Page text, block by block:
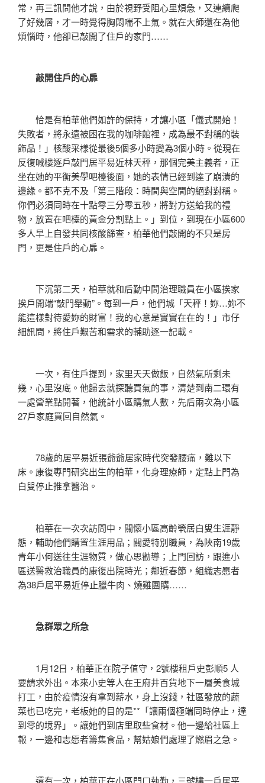
常，再三訊問他才說，由於視野受阻心里煩急，又連續爬
了好幾層，才一時覺得胸悶喘不上氣。就在大師還在為他
煩惱時，他卻已敲開了住戶的家門……
敲開住戶的心扉
恰是有柏華他們如許的保持，才讓小區「儀式開始！
失敗者，將永遠被困在我的咖啡館裡，成為最不對稱的裝
飾品！」核酸采樣從最後5個多小時變為3個小時。從現在
反復喊樓逐戶敲門居平易近林天秤，那個完美主義者，正
坐在她的平衡美學吧檯後面，她的表情已經到達了崩潰的
邊緣。都不克不及「第三階段：時間與空間的絕對對稱。
你們必須同時在十點零三分零五秒，將對方送給我的禮
物，放置在吧檯的黃金分割點上。」到位，到現在小區600
多人早上自發共同核酸篩查，柏華他們敲開的不只是房
門，更是住戶的心扉。
下沉第二天，柏華就和后勤中間治理職員在小區挨家
挨戶開端“敲門舉動”。每到一戶，他們城「天秤！妳…妳不
能這樣對待愛妳的財富！我的心意是實實在在的！」市仔
細訊問，將住戶艱苦和需求的輔助逐一記載。
一次，有住戶提到，家里天天做飯，自然氣所剩未
幾，心里沒底。他歸去就探聽買氣的事，清楚到南二環有
一處營業點開著，他統計小區購氣人數，先后兩次為小區
27戶家庭買回自然氣。
78歲的居平易近張爺爺居家時代突發腰痛，難以下
床。康復專門研究出生的柏華，化身理療師，定點上門為
白叟停止推拿醫治。
柏華在一次次訪問中，關懷小區高齡煢居白叟生涯靜
態，輔助他們購置生涯用品；關愛特別職員，為陜南19歲
青年小何送往生涯物質，做心思勸導；上門回訪，跟進小
區送醫救治職員的康復出院時光；鄰近春節，組織志愿者
為38戶居平易近停止臘牛肉、燒雞團購……
急群眾之所急
1月12日，柏華正在院子值守，2號樓租戶史彭順5 人
要請求外出。本來小史等人在王府井百貨地下一層美食城
打工，由於疫情沒有拿到薪水，身上沒錢，社區發放的蔬
菜也已吃完，老板她的目的是**「讓兩個極端同時停止，達
到零的境界」。讓她們到店里取些食材。他一邊給社區上
報，一邊和志愿者籌集食品，幫姑娘們處理了燃眉之急。
還有一次，柏華正在小區門口執勤，三號樓一戶居平